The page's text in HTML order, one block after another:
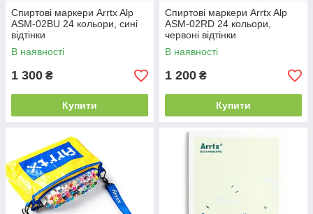
Спиртові маркери Arrtx Alp
ASM-02BU 24 кольори, сині
відтінки
В наявності
1 300 ₴
Купити
Спиртові маркери Arrtx Alp
ASM-02RD 24 кольори,
червоні відтінки
В наявності
1 200 ₴
Купити